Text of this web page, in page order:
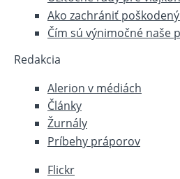
Ako zachrániť
Čím sú výnimočné naše
Redakcia
Alerion v médiách
Články
Žurnály
Príbehy práporov
Flickr